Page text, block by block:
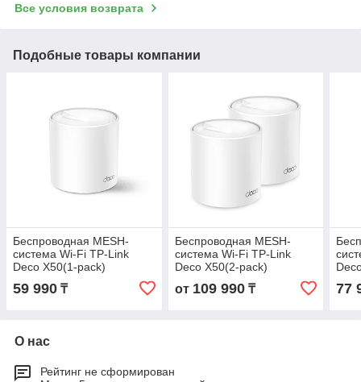
Все условия возврата
Подобные товары компании
Беспроводная MESH-
система Wi-Fi TP-Link
Deco X50(1-pack)
59 990 ₸
Беспроводная MESH-
система Wi-Fi TP-Link
Deco X50(2-pack)
от 109 990₸ 77
О нас
Рейтинг не сформирован